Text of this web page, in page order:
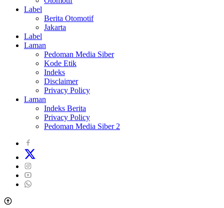
Label
Berita Otomotif
Jakarta
Label
Laman
Pedoman Media Siber
Kode Etik
Indeks
Disclaimer
Privacy Policy
Laman
Indeks Berita
Privacy Policy
Pedoman Media Siber 2